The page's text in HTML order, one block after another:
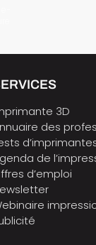
3D
des
de
d’emploi